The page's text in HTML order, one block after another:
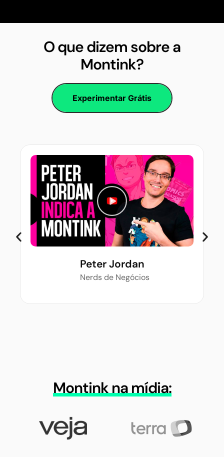
O que dizem sobre a
Montink?
Experimentar Grátis
Peter Jordan
Nerds de Negócios
Montink na mídia: